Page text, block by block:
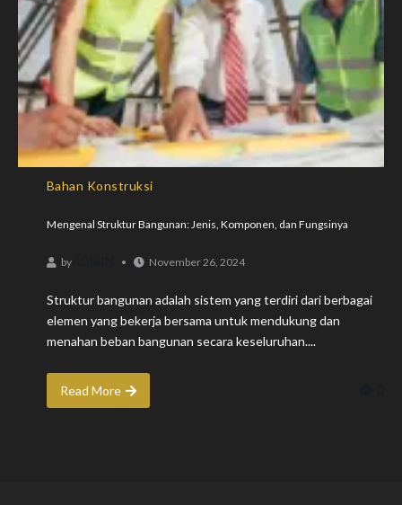
Bahan Konstruksi
Mengenal Struktur Bangunan: Jenis, Komponen, dan Fungsinya
by November 26, 2024
Struktur bangunan adalah sistem yang terdiri dari berbagai
elemen yang bekerja bersama untuk mendukung dan
menahan beban bangunan secara keseluruhan....
Read More